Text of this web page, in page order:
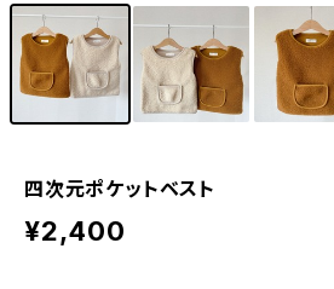
四次元ポケットベスト
¥2,400